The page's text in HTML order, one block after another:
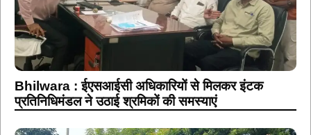
Bhilwara : ईएसआईसी अधिकारियों से मिलकर इंटक
प्रतिनिधिमंडल ने उठाई श्रमिकों की समस्याएं